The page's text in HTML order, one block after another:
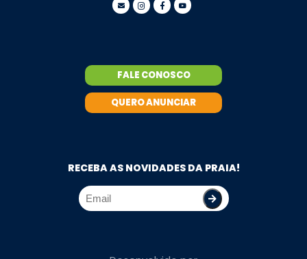
FALE CONOSCO
QUERO ANUNCIAR
RECEBA AS NOVIDADES DA PRAIA!